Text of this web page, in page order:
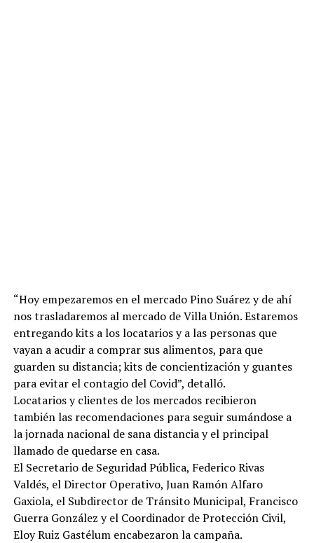
“Hoy empezaremos en el mercado Pino Suárez y de ahí
nos trasladaremos al mercado de Villa Unión. Estaremos
entregando kits a los locatarios y a las personas que
vayan a acudir a comprar sus alimentos, para que
guarden su distancia; kits de concientización y guantes
para evitar el contagio del Covid”, detalló.
Locatarios y clientes de los mercados recibieron
también las recomendaciones para seguir sumándose a
la jornada nacional de sana distancia y el principal
llamado de quedarse en casa.
El Secretario de Seguridad Pública, Federico Rivas
Valdés, el Director Operativo, Juan Ramón Alfaro
Gaxiola, el Subdirector de Tránsito Municipal, Francisco
Guerra González y el Coordinador de Protección Civil,
Eloy Ruiz Gastélum encabezaron la campaña.